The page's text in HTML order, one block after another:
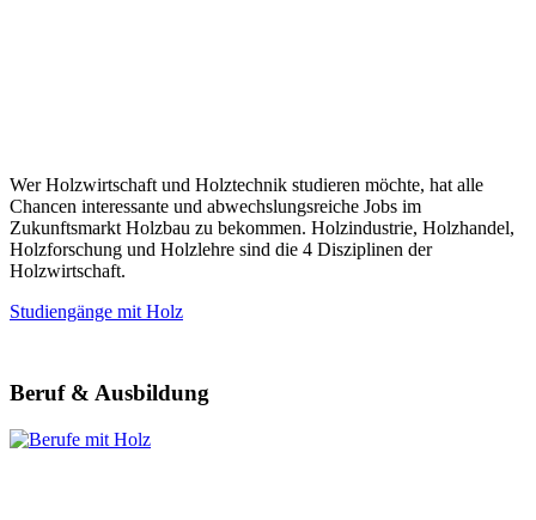
Wer Holzwirtschaft und Holztechnik studieren möchte, hat alle
Chancen interessante und abwechslungsreiche Jobs im
Zukunftsmarkt Holzbau zu bekommen. Holzindustrie, Holzhandel,
Holzforschung und Holzlehre sind die 4 Disziplinen der
Holzwirtschaft.
Studiengänge mit Holz
Beruf & Ausbildung